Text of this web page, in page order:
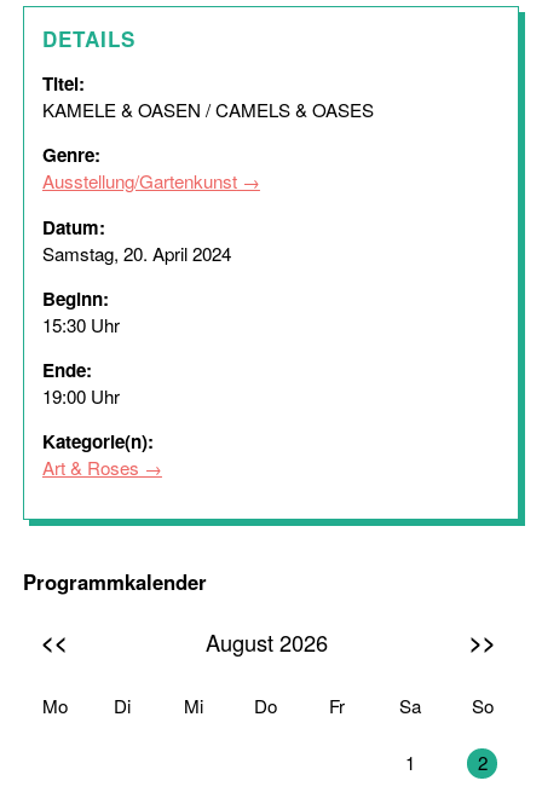
DETAILS
Titel:
KAMELE & OASEN / CAMELS & OASES
Genre:
Ausstellung/Gartenkunst
Datum:
Samstag, 20. April 2024
Beginn:
15:30 Uhr
Ende:
19:00 Uhr
Kategorie(n):
Art & Roses
Programmkalender
<< August 2026 >>
Mo Di Mi Do Fr Sa So
1 2